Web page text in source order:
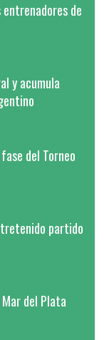
de
y acumula
del Torneo
partido
del Plata